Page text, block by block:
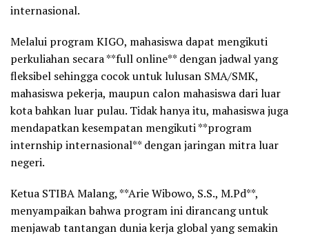
internasional.
Melalui program KIGO, mahasiswa dapat mengikuti
perkuliahan secara **full online** dengan jadwal yang
fleksibel sehingga cocok untuk lulusan SMA/SMK,
mahasiswa pekerja, maupun calon mahasiswa dari luar
kota bahkan luar pulau. Tidak hanya itu, mahasiswa juga
mendapatkan kesempatan mengikuti **program
internship internasional** dengan jaringan mitra luar
negeri.
Ketua STIBA Malang, **Arie Wibowo, S.S., M.Pd**,
menyampaikan bahwa program ini dirancang untuk
menjawab tantangan dunia kerja global yang semakin